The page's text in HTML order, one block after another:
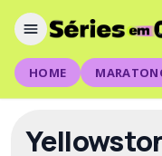
HOME